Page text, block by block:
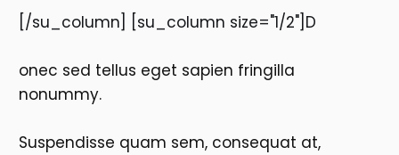
[/su_column] [su_column size="1/2"]D
onec sed tellus eget sapien fringilla
nonummy.
Suspendisse quam sem, consequat at,